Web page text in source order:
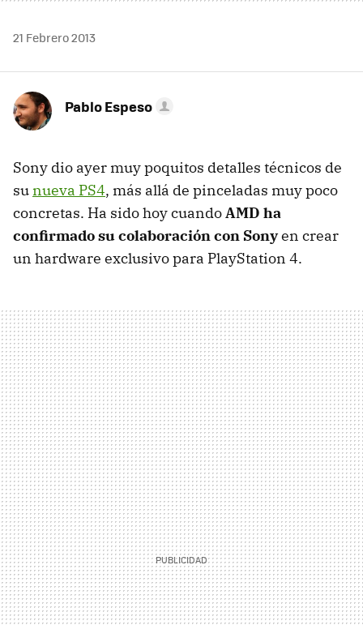
21 Febrero 2013
Pablo Espeso
Sony dio ayer muy poquitos detalles técnicos de
sunueva PS4, más allá de pinceladas muy poco
concretas. Ha sido hoy cuandoAMD ha
confirmado su colaboración con Sonyen crear
un hardware exclusivo para PlayStation 4.